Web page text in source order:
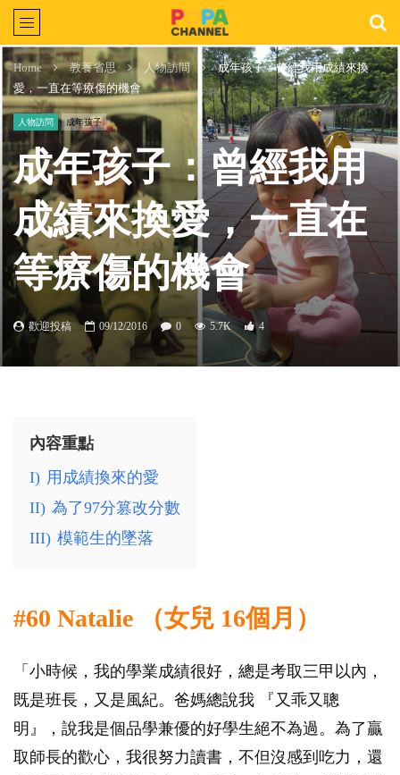
Home 教養省思 人物訪問
成年孩子：曾經我用成績來換
愛，一直在等療傷的機會
人物訪問 成年孩子
成年孩子：曾經我用
成績來換愛，一直在
等療傷的機會
歡迎投稿 09/12/2016 0 5.7K 4
內容重點
I) 用成績換來的愛
II) 為了97分篡改分數
III) 模範生的墜落
#60 Natalie （女兒 16個月）
「小時候，我的學業成績很好，總是考取三甲以內，
既是班長，又是風紀。爸媽總說我 『又乖又聰
明』，說我是個品學兼優的好學生絕不為過。為了贏
取師長的歡心，我很努力讀書，不但沒感到吃力，還